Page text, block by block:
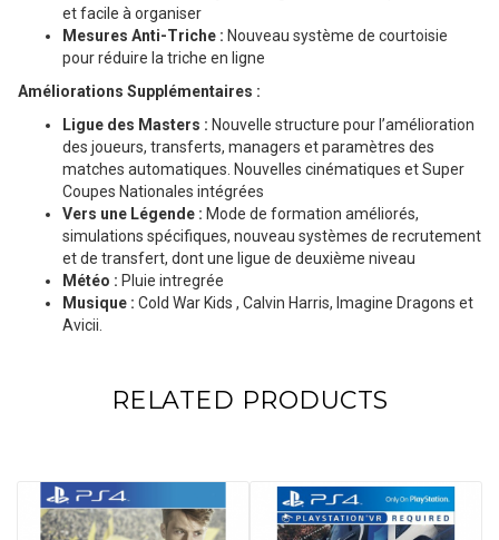
et facile à organiser
Mesures Anti-Triche : Nouveau système de courtoisie
pour réduire la triche en ligne
Améliorations Supplémentaires :
Ligue des Masters : Nouvelle structure pour l’amélioration
des joueurs, transferts, managers et paramètres des
matches automatiques. Nouvelles cinématiques et Super
Coupes Nationales intégrées
Vers une Légende : Mode de formation améliorés,
simulations spécifiques, nouveau systèmes de recrutement
et de transfert, dont une ligue de deuxième niveau
Météo : Pluie intregrée
Musique : Cold War Kids , Calvin Harris, Imagine Dragons et
Avicii.
RELATED PRODUCTS